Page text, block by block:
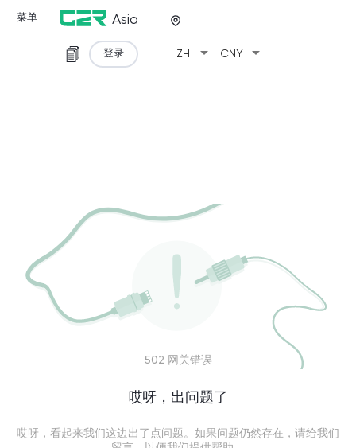
菜单 Asia
ZH arrow_drop_down CNY arrow_drop_down
登录
502 网关错误
哎呀，出问题了
哎呀，看起来我们这边出了点问题。如果问题仍然存在，请给我们